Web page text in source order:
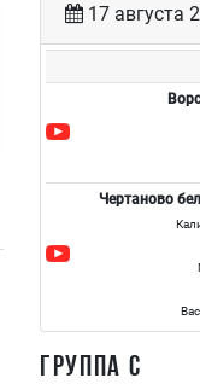
17 августа
Чертаново
ГРУППА С